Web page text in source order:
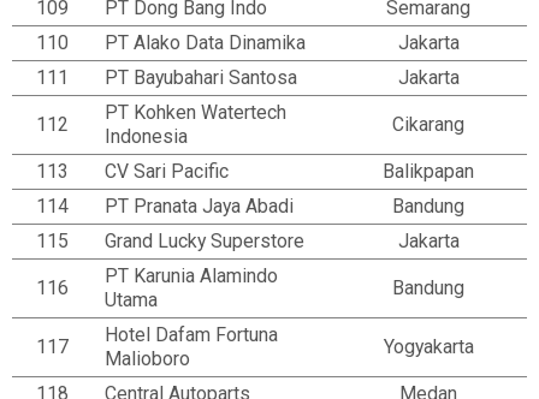
109 PT Dong Bang Indo
Semarang
110
PT Alako Data Dinamika
Jakarta
111
PT Bayubahari Santosa Jakarta
112
PT Kohken Watertech
Indonesia
Cikarang
113 CV Sari Pacific
Balikpapan
114
PT Pranata Jaya Abadi
Bandung
115
Grand Lucky Superstore Jakarta
116
PT Karunia Alamindo
Utama
Bandung
117
Hotel Dafam Fortuna
Malioboro
Yogyakarta
118 Central Autoparts Medan